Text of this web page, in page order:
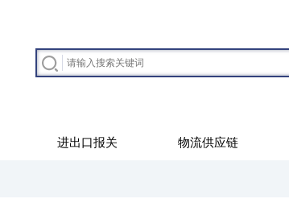
进出口报关 物流供应链